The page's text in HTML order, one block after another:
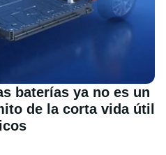
baterías ya no es un
de la corta vida útil